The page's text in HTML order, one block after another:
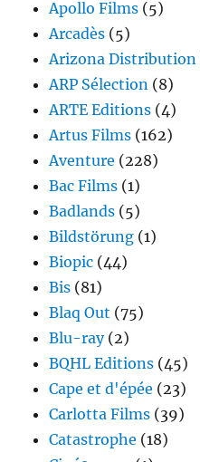
Apollo Films (5)
Arcadès (5)
Arizona Distribution
ARP Sélection (8)
ARTE Editions (4)
Artus Films (162)
Aventure (228)
Bac Films (1)
Badlands (5)
Bildstörung (1)
Biopic (44)
Bis (81)
Blaq Out (75)
Blu-ray(2)
BQHL Editions (45)
Cape et d'épée (23)
Carlotta Films (39)
Catastrophe (18)